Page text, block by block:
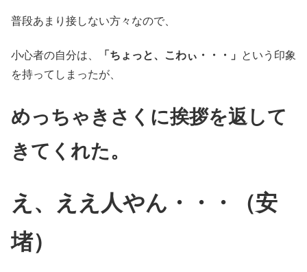
普段あまり接しない方々なので、
小心者の自分は、 「ちょっと、こわぃ・・・」
という印象
を持ってしまったが、
めっちゃきさくに挨拶を返して
きてくれた。
え、ええ人やん・・・（安
堵）